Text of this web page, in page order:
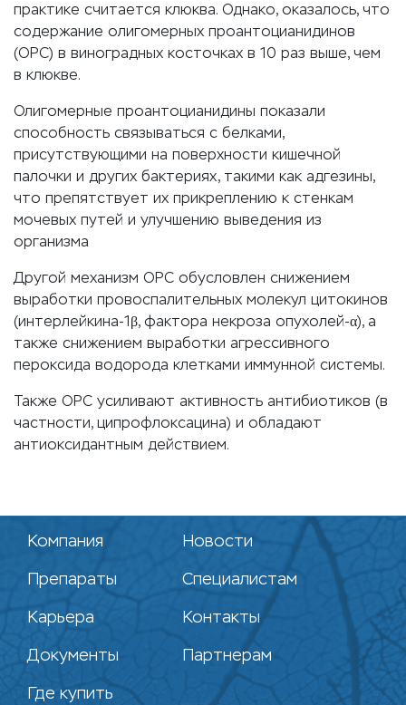
практике считается клюква. Однако, оказалось, что
содержание олигомерных проантоцианидинов
(OPC) в виноградных косточках в 10 раз выше, чем
в клюкве.
Олигомерные проантоцианидины показали
способность связываться с белками,
присутствующими на поверхности кишечной
палочки и других бактериях, такими как адгезины,
что препятствует их прикреплению к стенкам
мочевых путей и улучшению выведения из
организма
Другой механизм ОРС обусловлен снижением
выработки провоспалительных молекул цитокинов
(интерлейкина-1β, фактора некроза опухолей-α), а
также снижением выработки агрессивного
пероксида водорода клетками иммунной системы.
Также ОРС усиливают активность антибиотиков (в
частности, ципрофлоксацина) и обладают
антиоксидантным действием.
Компания
Новости
Препараты
Специалистам
Карьера
Контакты
Документы
Партнерам
Где купить